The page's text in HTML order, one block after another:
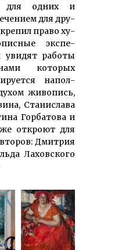
для одних и
для дру­
право ху­
экспе­
увидят работы
ко­торых
на­пол­
живопись,
Станислава
Горбатова и
откроют для
Дмитрия
Лаховского